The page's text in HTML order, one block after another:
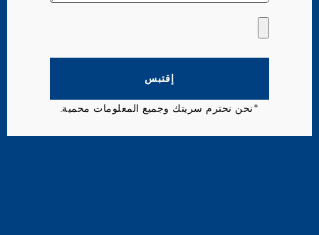
إقتبس
*نحن نحترم سريتك وجميع المعلومات محمية.